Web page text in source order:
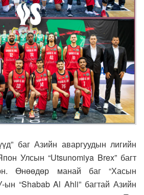
баг Азийн аваргуудын лигийн
Улсын “Utsunomiya Brex” багт
Өнөөдөр манай баг “Хасын
“Shabab Al Ahli” багтай Азийн